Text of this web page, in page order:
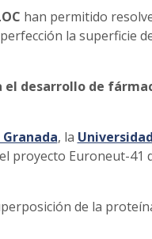
han permitido
la superficie
desarrollo de
, la
proyecto Euroneut-41
de la